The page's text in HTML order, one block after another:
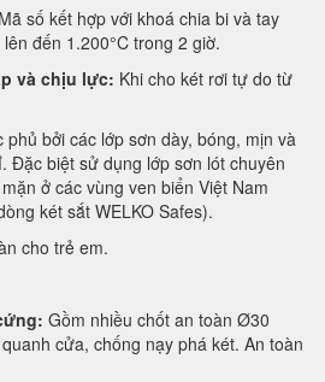
Mã số kết hợp với khoá chia bi và tay
đến 1.200°C trong 2 giờ.
và chịu lực: Khi cho két rơi tự do từ
phủ bởi các lớp sơn dày, bóng, mịn và
Đặc biệt sử dụng lớp sơn lót chuyên
ở các vùng ven biển Việt Nam
két sắt WELKO Safes).
cho trẻ em.
Gồm nhiều chốt an toàn Ø30
cửa, chống nạy phá két. An toàn